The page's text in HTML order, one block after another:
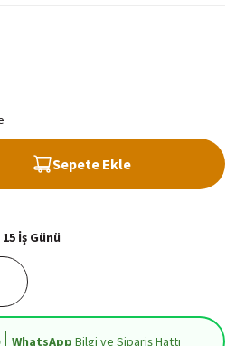
Sepete Ekle
İş Günü
WhatsApp Bilgi ve Sipariş Hattı